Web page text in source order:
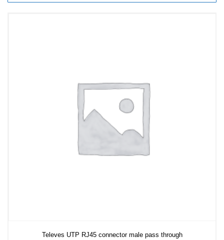
Televes UTP RJ45 connector male pass through